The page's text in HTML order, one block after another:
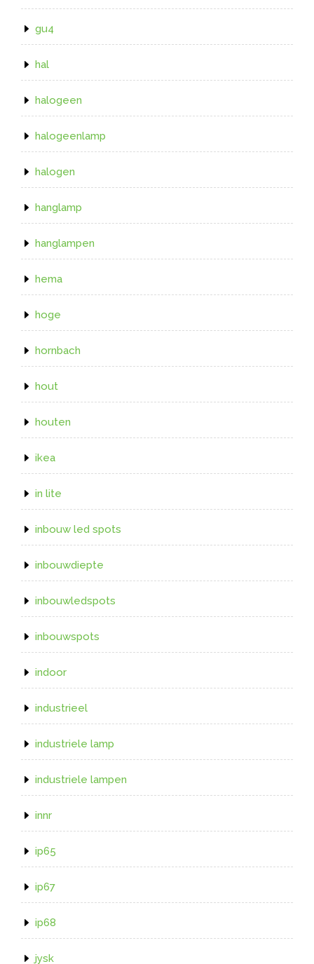
gu4
hal
halogeen
halogeenlamp
halogen
hanglamp
hanglampen
hema
hoge
hornbach
hout
houten
ikea
in lite
inbouw led spots
inbouwdiepte
inbouwledspots
inbouwspots
indoor
industrieel
industriele lamp
industriele lampen
innr
ip65
ip67
ip68
jysk